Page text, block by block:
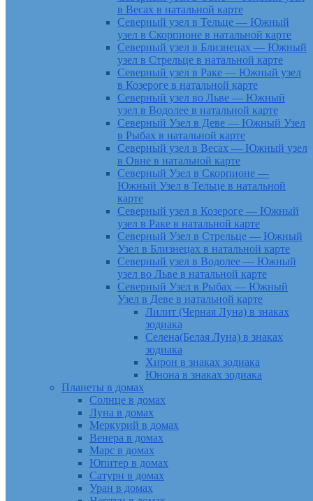
в Весах в натальной карте
Северный узел в Тельце — Южный
узел в Скорпионе в натальной карте
Северный узел в Близнецах — Южный
узел в Стрельце в натальной карте
Северный узел в Раке — Южный узел
в Козероге в натальной карте
Северный узел во Льве — Южный
узел в Водолее в натальной карте
Северный Узел в Деве — Южный Узел
в Рыбах в натальной карте
Северный узел в Весах — Южный узел
в Овне в натальной карте
Северный Узел в Скорпионе —
Южный Узел в Тельце в натальной
карте
Северный узел в Козероге — Южный
узел в Раке в натальной карте
Северный Узел в Стрельце — Южный
Узел в Близнецах в натальной карте
Северный узел в Водолее — Южный
узел во Льве в натальной карте
Северный Узел в Рыбах — Южный
Узел в Деве в натальной карте
Лилит (Черная Луна) в знаках
зодиака
Селена(Белая Луна) в знаках
зодиака
Хирон в знаках зодиака
Юнона в знаках зодиака
Планеты в домах
Солнце в домах
Луна в домах
Меркурий в домах
Венера в домах
Марс в домах
Юпитер в домах
Сатурн в домах
Уран в домах